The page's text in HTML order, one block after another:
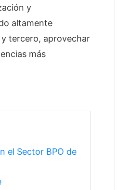
y
altamente
y tercero, aprovechar
más
el Sector BPO de